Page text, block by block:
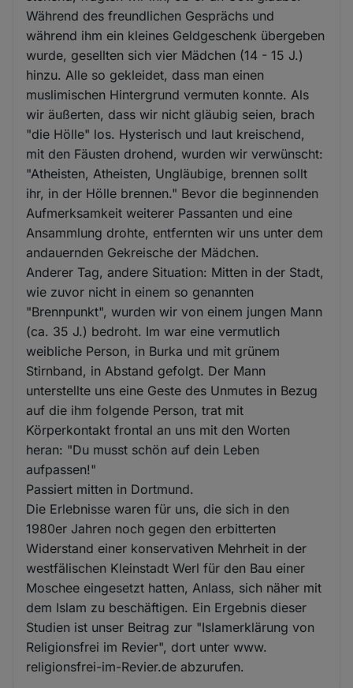
Während des freundlichen Gesprächs und
während ihm ein kleines Geldgeschenk übergeben
wurde, gesellten sich vier Mädchen (14 - 15 J.)
hinzu. Alle so gekleidet, dass man einen
muslimischen Hintergrund vermuten konnte. Als
wir äußerten, dass wir nicht gläubig seien, brach
"die Hölle" los. Hysterisch und laut kreischend,
mit den Fäusten drohend, wurden wir verwünscht:
"Atheisten, Atheisten, Ungläubige, brennen sollt
ihr, in der Hölle brennen." Bevor die beginnenden
Aufmerksamkeit weiterer Passanten und eine
Ansammlung drohte, entfernten wir uns unter dem
andauernden Gekreische der Mädchen.
Anderer Tag, andere Situation: Mitten in der Stadt,
wie zuvor nicht in einem so genannten
"Brennpunkt", wurden wir von einem jungen Mann
(ca. 35 J.) bedroht. Im war eine vermutlich
weibliche Person, in Burka und mit grünem
Stirnband, in Abstand gefolgt. Der Mann
unterstellte uns eine Geste des Unmutes in Bezug
auf die ihm folgende Person, trat mit
Körperkontakt frontal an uns mit den Worten
heran: "Du musst schön auf dein Leben
aufpassen!"
Passiert mitten in Dortmund.
Die Erlebnisse waren für uns, die sich in den
1980er Jahren noch gegen den erbitterten
Widerstand einer konservativen Mehrheit in der
westfälischen Kleinstadt Werl für den Bau einer
Moschee eingesetzt hatten, Anlass, sich näher mit
dem Islam zu beschäftigen. Ein Ergebnis dieser
Studien ist unser Beitrag zur "Islamerklärung von
Religionsfrei im Revier", dort unter www.
religionsfrei-im-Revier.de abzurufen.